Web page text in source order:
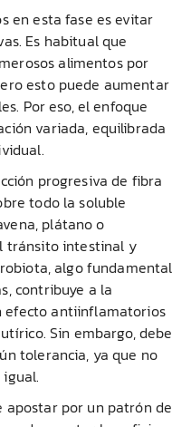
en esta fase es evitar
Es habitual que
alimentos por
esto puede aumentar
Por eso, el enfoque
variada, equilibrada
progresiva de fibra
todo la soluble
plátano o
tránsito intestinal y
algo fundamental
contribuye a la
efecto antiinflamatorios
Sin embargo, debe
tolerancia, ya que no
apostar por un patrón de